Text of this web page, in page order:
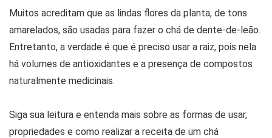
Muitos acreditam que as lindas flores da planta, de tons
amarelados, são usadas para fazer o chá de dente-de-leão.
Entretanto, a verdade é que é preciso usar a raiz, pois nela
há volumes de antioxidantes e a presença de compostos
naturalmente medicinais.
Siga sua leitura e entenda mais sobre as formas de usar,
propriedades e como realizar a receita de um chá